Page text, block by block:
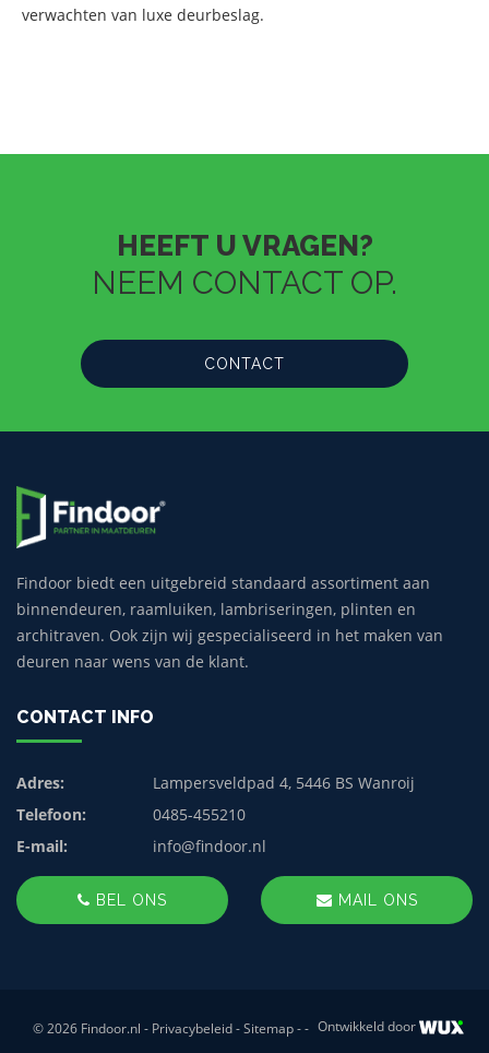
verwachten van luxe deurbeslag.
HEEFT U VRAGEN?
NEEM CONTACT OP.
CONTACT
Findoor biedt een uitgebreid standaard assortiment aan
binnendeuren, raamluiken, lambriseringen, plinten en
architraven. Ook zijn wij gespecialiseerd in het maken van
deuren naar wens van de klant.
CONTACT INFO
Adres:
Lampersveldpad 4, 5446 BS Wanroij
Telefoon:
0485-455210
E-mail:
info@findoor.nl
BEL ONS MAIL ONS
© 2026 Findoor.nl - Privacybeleid-Sitemap-- Ontwikkeld door